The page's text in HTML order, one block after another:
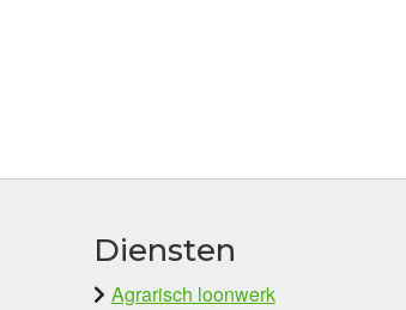
Diensten
Agrarisch loonwerk